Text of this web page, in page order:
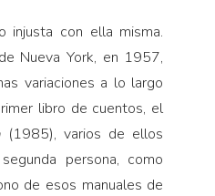
injusta con ella misma.
Nueva York, en 1957,
variaciones a lo largo
libro de cuentos, el
(1985), varios de ellos
persona, como
de esos manuales de